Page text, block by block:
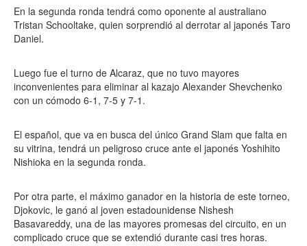
En la segunda ronda tendrá como oponente al australiano
Tristan Schooltake, quien sorprendió al derrotar al japonés Taro
Daniel.
Luego fue el turno de Alcaraz, que no tuvo mayores
inconvenientes para eliminar al kazajo Alexander Shevchenko
con un cómodo 6-1, 7-5 y 7-1.
El español, que va en busca del único Grand Slam que falta en
su vitrina, tendrá un peligroso cruce ante el japonés Yoshihito
Nishioka en la segunda ronda.
Por otra parte, el máximo ganador en la historia de este torneo,
Djokovic, le ganó al joven estadounidense Nishesh
Basavareddy, una de las mayores promesas del circuito, en un
complicado cruce que se extendió durante casi tres horas.